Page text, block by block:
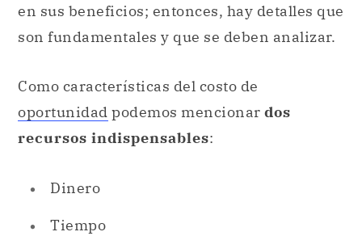
en sus beneficios; entonces, hay detalles que
son fundamentales y que se deben analizar.
Como características del costo de
oportunidad podemos mencionar dos
recursos indispensables:
Dinero
Tiempo